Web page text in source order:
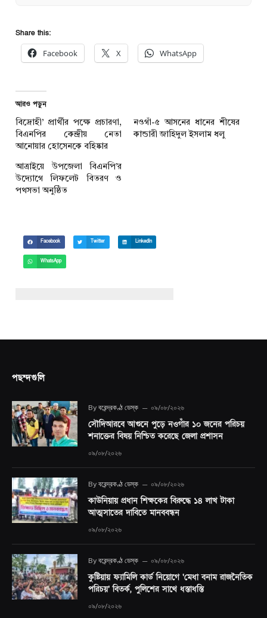
Share this:
Facebook X WhatsApp
আরও পড়ুন
বিদ্রোহী’ প্রার্থীর পক্ষে প্রচারণা,
বিএনপির কেন্দ্রীয় নেতা
আনোয়ার হোসেনকে বহিষ্কার
নওগাঁ-৫ আসনের ধানের শীষের
কান্ডারী জাহিদুল ইসলাম ধলু
আত্রাইয়ে উপজেলা বিএনপি’র
উদ্যোগে লিফলেট বিতরণ ও
পথসভা অনুষ্ঠিত
Facebook Twitter LinkedIn
WhatsApp
পছন্দগুলি
By বরেন্দ্রকণ্ঠ ডেস্ক ০৯/০৮/২০২৬
সৌদিআরবে আগুনে পুড়ে নওগাঁর ১০ জনের পরিচয়
শনাক্তের বিষয় নিশ্চিত করেছে জেলা প্রশাসন
০৯/০৮/২০২৬
By বরেন্দ্রকণ্ঠ ডেস্ক ০৯/০৮/২০২৬
কাউনিয়ায় প্রধান শিক্ষকের বিরুদ্ধে ১৪ লাখ টাকা
আত্মসাতের দাবিতে মানববন্ধন
০৯/০৮/২০২৬
By বরেন্দ্রকণ্ঠ ডেস্ক ০৯/০৮/২০২৬
কুষ্টিয়ায় ফ্যামিলি কার্ড নিয়োগে ‘মেধা বনাম রাজনৈতিক
পরিচয়’ বিতর্ক, পুলিশের সাথে ধস্তাধস্তি
০৯/০৮/২০২৬